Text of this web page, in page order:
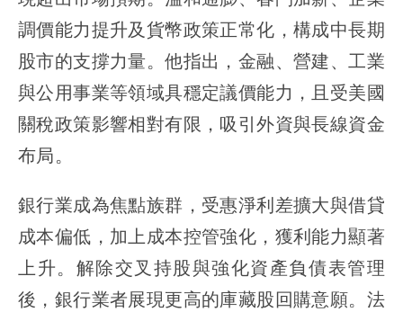
調價能力提升及貨幣政策正常化，構成中長期
股市的支撐力量。他指出，金融、營建、工業
與公用事業等領域具穩定議價能力，且受美國
關稅政策影響相對有限，吸引外資與長線資金
布局。
銀行業成為焦點族群，受惠淨利差擴大與借貸
成本偏低，加上成本控管強化，獲利能力顯著
上升。解除交叉持股與強化資產負債表管理
後，銀行業者展現更高的庫藏股回購意願。法